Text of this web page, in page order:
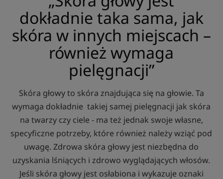
dokładnie taka sama, jak
skóra w innych miejscach –
również wymaga
pielęgnacji”
Skóra głowy to skóra znajdująca się na głowie. Ta
wymaga dokładnie takiej samej pielęgnacji jak skóra
na twarzy czy ciele - ma też jednak swoje własne,
specyficzne potrzeby, które również należy wziąć pod
uwagę. Zdrowa skóra głowy jest niezbędna do
uzyskania lśniących i zdrowo wyglądających włosów.
Jeśli skóra głowy jest osłabiona i wykazuje oznaki